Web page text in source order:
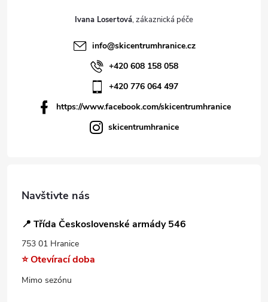
Ivana Losertová
info@skicentrumhranice.cz
+420 608 158 058
+420 776 064 497
https://www.facebook.com/skicentrumhranice
skicentrumhranice
Navštivte nás
📍 Třída Československé armády 546
753 01 Hranice
⭐ Otevírací doba
Mimo sezónu